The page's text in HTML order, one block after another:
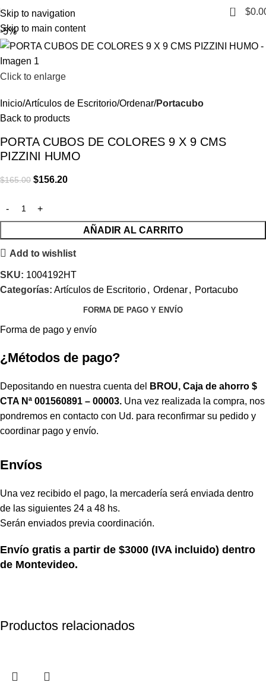
Skip to navigation
Skip to main content
0 $
-5%
Click to enlarge
Inicio Artículos de Escritorio Ordenar Portacubo
Back to products
PORTA CUBOS DE COLORES 9 X 9 CMS
PIZZINI HUMO
$165.00 $156.20
AÑADIR AL CARRITO
Add to wishlist
SKU: 1004192HT
Categorías: Artículos de Escritorio, Ordenar, Portacubo
FORMA DE PAGO Y ENVÍO
Forma de pago y envío
¿Métodos de pago?
Depositando en nuestra cuenta del
BROU, Caja de ahorro $
CTA Nª 001560891 – 00003. Una vez realizada la compra, nos
pondremos en contacto con Ud. para reconfirmar su pedido y
coordinar pago y envío.
Envíos
Una vez recibido el pago, la mercadería será enviada dentro
de las siguientes 24 a 48 hs.
Serán enviados previa coordinación.
Envío gratis a partir de $3000 (IVA incluido) dentro
de Montevideo.
Productos relacionados